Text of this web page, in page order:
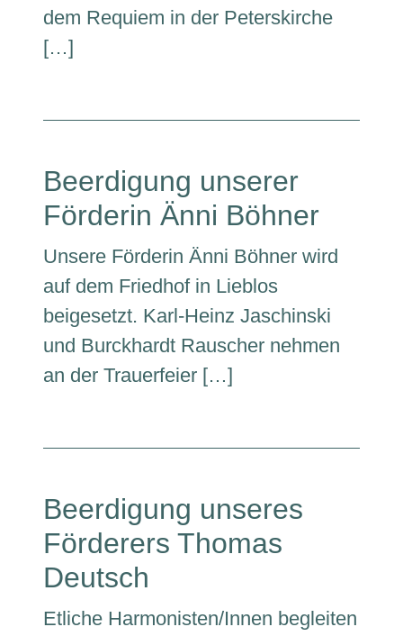
dem Requiem in der Peterskirche
[…]
Beerdigung unserer
Förderin Änni Böhner
Unsere Förderin Änni Böhner wird
auf dem Friedhof in Lieblos
beigesetzt. Karl-Heinz Jaschinski
und Burckhardt Rauscher nehmen
an der Trauerfeier […]
Beerdigung unseres
Förderers Thomas
Deutsch
Etliche Harmonisten/Innen begleiten